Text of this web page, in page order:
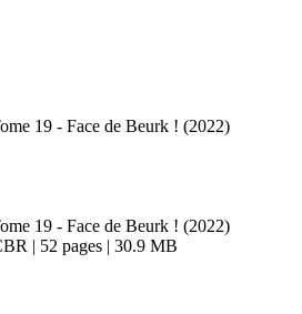
19 - Face de Beurk ! (2022)
19 - Face de Beurk ! (2022)
| 52 pages | 30.9 MB